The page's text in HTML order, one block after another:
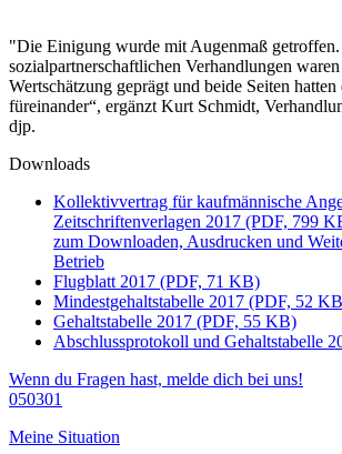
"Die Einigung wurde mit Augenmaß
sozialpartnerschaftlichen Verhandlungen
Wertschätzung geprägt und beide Seiten
füreinander“, ergänzt Kurt Schmidt,
djp.
Downloads
Kollektivvertrag für kaufmännische
Zeitschriftenverlagen 2017 (PDF, 799
zum Downloaden, Ausdrucken und
Betrieb
Flugblatt 2017 (PDF, 71 KB)
Mindestgehaltstabelle 2017 (PDF, 52
Gehaltstabelle 2017 (PDF, 55 KB)
Abschlussprotokoll und Gehaltstabelle
Wenn du Fragen hast, melde dich bei uns!
050301
Meine Situation